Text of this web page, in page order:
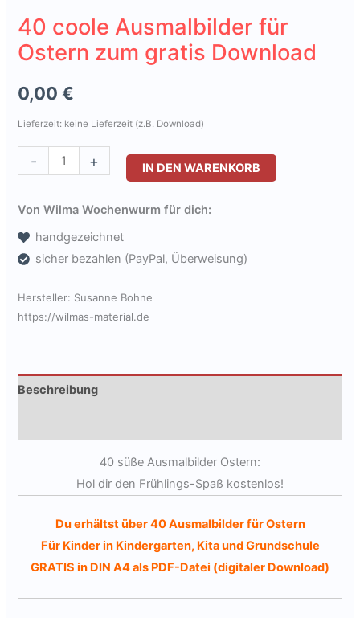
40 coole Ausmalbilder für
Ostern zum gratis Download
0,00€
Lieferzeit: keine Lieferzeit (z.B. Download)
-
coole
Ostern
zum
+ IN DEN WARENKORB
Von Wilma Wochenwurm für dich:
handgezeichnet
sicher bezahlen (PayPal, Überweisung)
Hersteller: Susanne Bohne
https://wilmas-material.de
Beschreibung
40 süße Ausmalbilder Ostern:
Hol dir den Frühlings-Spaß kostenlos!
Du erhältst über 40 Ausmalbilder für Ostern
Für Kinder in Kindergarten, Kita und Grundschule
GRATIS in DIN A4 als PDF-Datei (digitaler Download)